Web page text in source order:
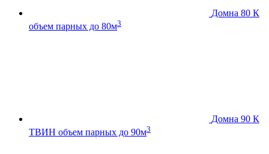
Домна 80 К
объем парных до 80м3
Домна 90 К
ТВИН объем парных до 90м3